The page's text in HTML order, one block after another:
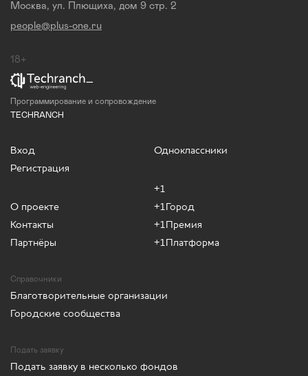
Москва, ул. Плющиха, дом 9 стр. 2
people@plus-one.ru
18+
Программирование и сопровождение
TECHRANCH
Вход
Регистрация
О проекте
Контакты
Партнёры
Одноклассники
+1
+1Город
+1Премия
+1Платформа
Справочники
Благотворительные организации
Городские сообщества
Подать заявку
Подать заявку в несколько фондов